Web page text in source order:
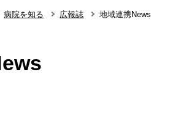
病院を知る 広報誌 地域連携News